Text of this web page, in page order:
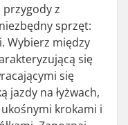
z
sprzęt:
Wybierz między
się
się
jazdy na łyżwach,
krokami i